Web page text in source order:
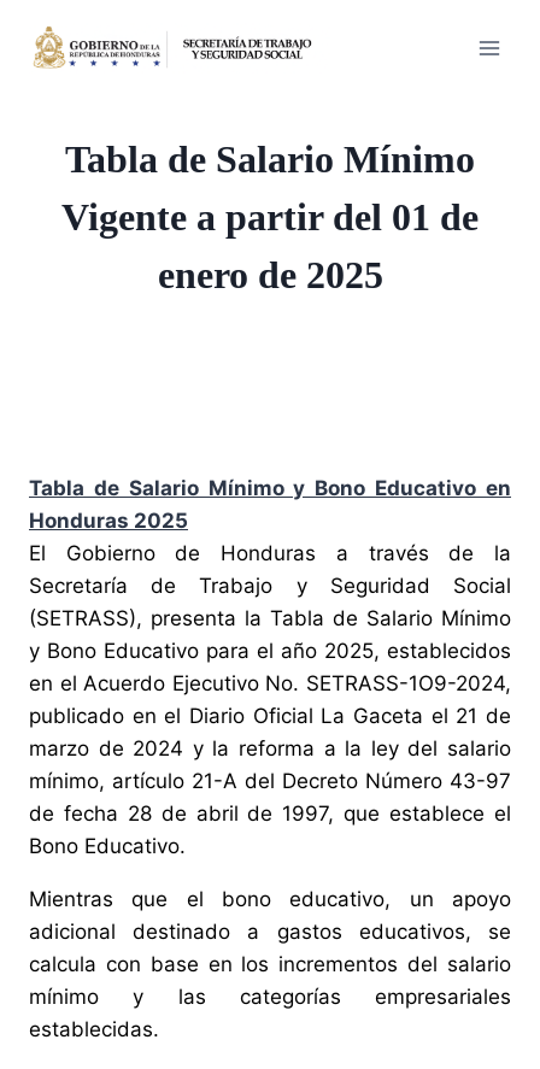
Tabla de Salario Mínimo
Vigente a partir del 01 de
enero de 2025
Tabla de Salario Mínimo y Bono Educativo en
Honduras 2025
El Gobierno de Honduras a través de la
Secretaría de Trabajo y Seguridad Social
(SETRASS), presenta la Tabla de Salario Mínimo
y Bono Educativo para el año 2025, establecidos
en el Acuerdo Ejecutivo No. SETRASS-1O9-2024,
publicado en el Diario Oficial La Gaceta el 21 de
marzo de 2024 y la reforma a la ley del salario
mínimo, artículo 21-A del Decreto Número 43-97
de fecha 28 de abril de 1997, que establece el
Bono Educativo.
Mientras que el bono educativo, un apoyo
adicional destinado a gastos educativos, se
calcula con base en los incrementos del salario
mínimo y las categorías empresariales
establecidas.